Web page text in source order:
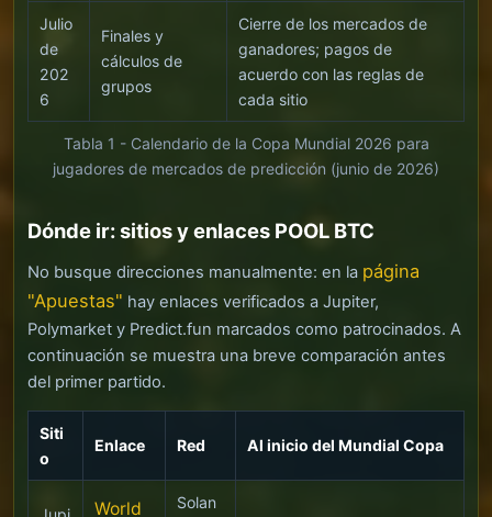
Tabla 1 - Calendario de la Copa Mundial 2026 para
jugadores de mercados de predicción (junio de 2026)
Julio
de
202
6
Finales y
cálculos de
grupos
Cierre de los mercados de
ganadores; pagos de
acuerdo con las reglas de
cada sitio
Dónde ir: sitios y enlaces POOL BTC
No busque direcciones manualmente: en la página
"Apuestas" hay enlaces verificados a Jupiter,
Polymarket y Predict.fun marcados como patrocinados. A
continuación se muestra una breve comparación antes
del primer partido.
Siti
o
Enlace Red Al inicio del Mundial Copa
World Solan